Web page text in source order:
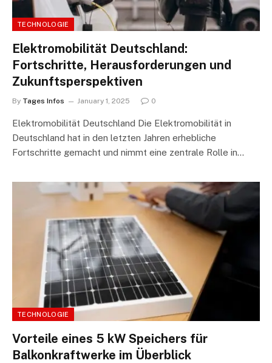
TECHNOLOGIE
Elektromobilität Deutschland:
Fortschritte, Herausforderungen und
Zukunftsperspektiven
By Tages Infos January 1, 2025 0
Elektromobilität Deutschland Die Elektromobilität in
Deutschland hat in den letzten Jahren erhebliche
Fortschritte gemacht und nimmt eine zentrale Rolle in…
TECHNOLOGIE
Vorteile eines 5 kW Speichers für
Balkonkraftwerke im Überblick